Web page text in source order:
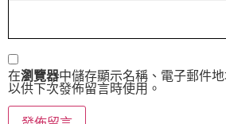
在瀏覽器中儲存顯示名稱、電子郵件
以供下次發佈留言時使用。